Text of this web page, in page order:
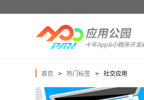
首页 > 热门标签 > 社交应用